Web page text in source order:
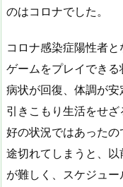
のはコロナでした。
コロナ感染症陽性者
ゲームをプレイできる
病状が回復、体調が
引きこもり生活をせ
好の状況ではあった
途切れてしまうと、
が難しく、スケジュ